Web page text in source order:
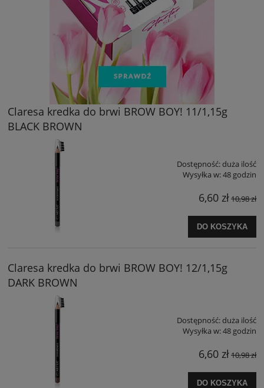
Claresa kredka do brwi BROW BOY! 11/1,15g
BLACK BROWN
Dostępność:duża ilość
Wysyłka w:48 godzin
6,60 zł10,98 zł
DO KOSZYKA
Claresa kredka do brwi BROW BOY! 12/1,15g
DARK BROWN
Dostępność:duża ilość
Wysyłka w:48 godzin
6,60 zł10,98 zł
DO KOSZYKA